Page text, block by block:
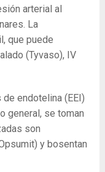
arterial al
La
que puede
(Tyvaso), IV
endotelina (EEI)
general, se toman
son
y bosentan